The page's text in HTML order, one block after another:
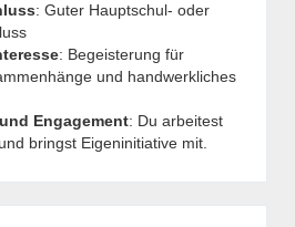
: Guter Hauptschul- oder
: Begeisterung für
und handwerkliches
Engagement: Du arbeitest
bringst Eigeninitiative mit.